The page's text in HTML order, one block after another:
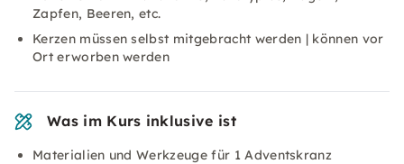
Zapfen, Beeren, etc.
Kerzen müssen selbst mitgebracht werden | können vor
Ort erworben werden
Was im Kurs inklusive ist
Materialien und Werkzeuge für 1 Adventskranz